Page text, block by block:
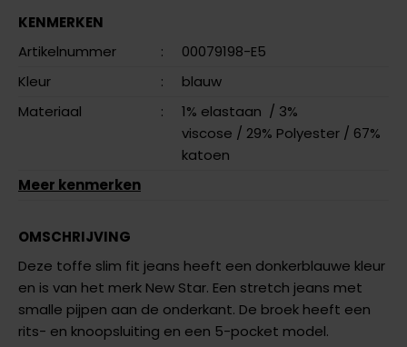
KENMERKEN
Artikelnummer
:
00079198-E5
Kleur
:
blauw
Materiaal
: 1% elastaan / 3%
viscose / 29% Polyester / 67%
katoen
Meer kenmerken
OMSCHRIJVING
Deze toffe slim fit jeans heeft een donkerblauwe kleur
en is van het merk New Star. Een stretch jeans met
smalle pijpen aan de onderkant. De broek heeft een
rits- en knoopsluiting en een 5-pocket model.